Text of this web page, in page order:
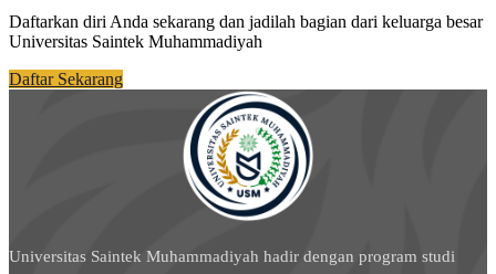
Daftarkan diri Anda sekarang dan jadilah bagian dari keluarga besar
Universitas Saintek Muhammadiyah
Daftar Sekarang
Universitas Saintek Muhammadiyah hadir dengan program studi